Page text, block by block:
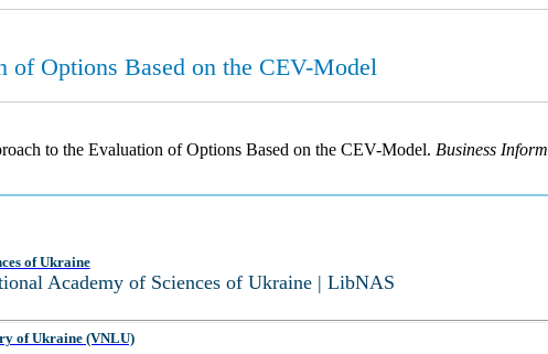
of Options Based on the CEV-Model
to the Evaluation of Options Based on the CEV-Model. Business Inform
of Ukraine
Academy of Sciences of Ukraine | LibNAS
of Ukraine (VNLU)